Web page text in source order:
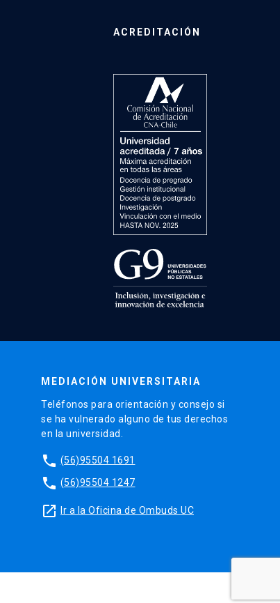
ACREDITACIÓN
MEDIACIÓN UNIVERSITARIA
Teléfonos para orientación y consejo si
se ha vulnerado alguno de tus derechos
en la universidad.
phone (56)95504 1691
phone (56)95504 1247
launch Ir a la Oficina de Ombuds UC